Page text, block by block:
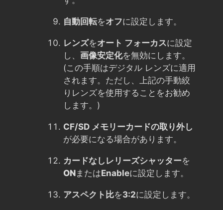
自動回転をオフに設定します。
レンズをオート フォーカスに設定
し、 画像安定化を無効にします。
(この手順はデジタル レンズに適用
されます。ただし、上記の手動絞
りレンズを使用することをお勧め
します。)
CF/SD メモリーカードの取り外し
が必要になる場合があります。
カードなしレリーズシャッターを
ON またはEnableに設定します。
アスペクト比を3:2に設定します。